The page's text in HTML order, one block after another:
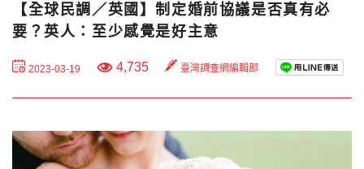
【全球民調／英國】制定婚前協議是否真有必
要？英人：至少感覺是好主意
2023-03-19 4,735 臺灣調查網編輯部